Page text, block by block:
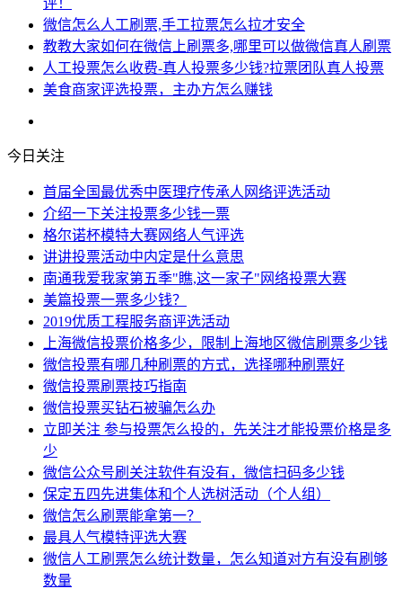
微信怎么人工刷票,手工拉票怎么拉才安全
教教大家如何在微信上刷票多,哪里可以做微信真人刷票
人工投票怎么收费-真人投票多少钱?拉票团队真人投票
美食商家评选投票，主办方怎么赚钱
今日关注
首届全国最优秀中医理疗传承人网络评选活动
介绍一下关注投票多少钱一票
格尔诺杯模特大赛网络人气评选
讲讲投票活动中内定是什么意思
南通我爱我家第五季"瞧,这一家子"网络投票大赛
美篇投票一票多少钱？
2019优质工程服务商评选活动
上海微信投票价格多少，限制上海地区微信刷票多少钱
微信投票有哪几种刷票的方式，选择哪种刷票好
微信投票刷票技巧指南
微信投票买钻石被骗怎么办
立即关注 参与投票怎么投的，先关注才能投票价格是多
少
微信公众号刷关注软件有没有，微信扫码多少钱
保定五四先进集体和个人选树活动（个人组）
微信怎么刷票能拿第一？
最具人气模特评选大赛
微信人工刷票怎么统计数量，怎么知道对方有没有刷够
数量